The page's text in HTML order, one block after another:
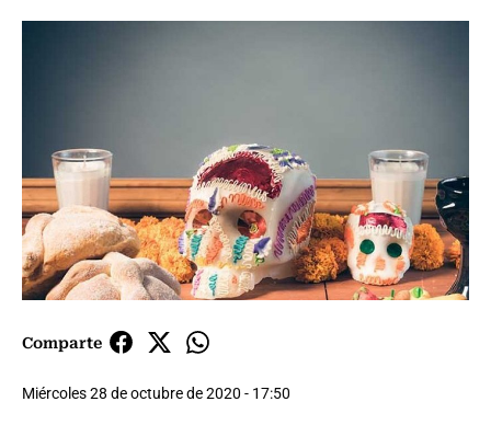
Comparte
Miércoles 28 de octubre de 2020 - 17:50